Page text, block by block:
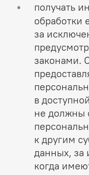
получать
обработки
за
законами.
в
не должны
к другим
данных, за
когда